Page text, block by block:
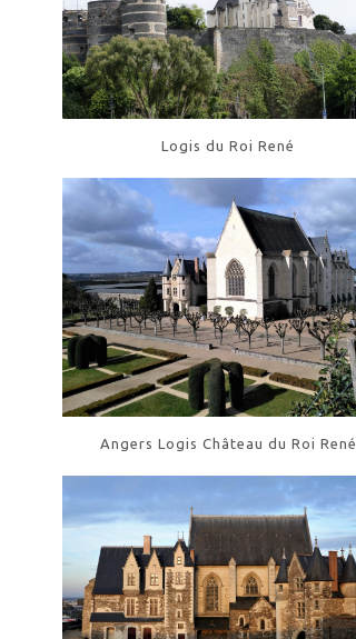
Logis du Roi René
Angers Logis Château du Roi René